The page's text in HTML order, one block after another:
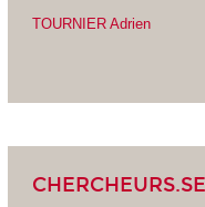
TOURNIER Adrien